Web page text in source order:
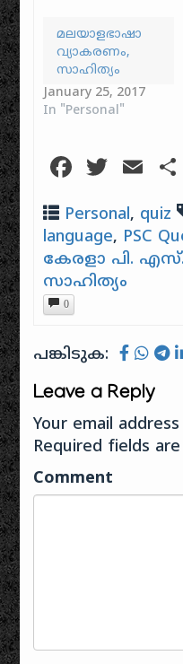
മലയാളഭാഷാ
വ്യാകരണം,
സാഹിത്യം
January 25, 2017
In "Personal"
Personal, quiz
language, PSC
കേരളാ പി.
സാഹിത്യം
0
പങ്കിടുക:
Leave a Reply
Your email
Required fields
Comment